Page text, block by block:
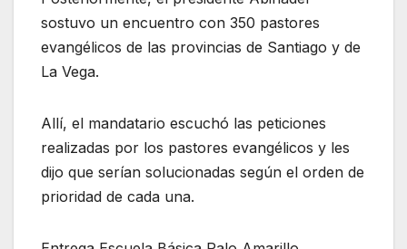
sostuvo un encuentro con 350 pastores
evangélicos de las provincias de Santiago y de
La Vega.
Allí, el mandatario escuchó las peticiones
realizadas por los pastores evangélicos y les
dijo que serían solucionadas según el orden de
prioridad de cada una.